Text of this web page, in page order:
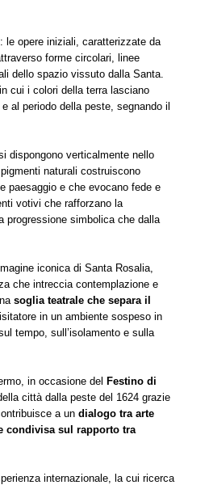
: le opere iniziali, caratterizzate da
forme circolari, linee
dello spazio vissuto dalla Santa.
cui i colori della terra lasciano
al periodo della peste, segnando il
si dispongono verticalmente nello
naturali costruiscono
paesaggio e che evocano fede e
votivi che rafforzano la
progressione simbolica che dalla
iconica di Santa Rosalia,
che intreccia contemplazione e
soglia teatrale che separa il
in un ambiente sospeso in
tempo, sull’isolamento e sulla
in occasione del Festino di
città dalla peste del 1624 grazie
a un dialogo tra arte
condivisa sul rapporto tra
internazionale, la cui ricerca